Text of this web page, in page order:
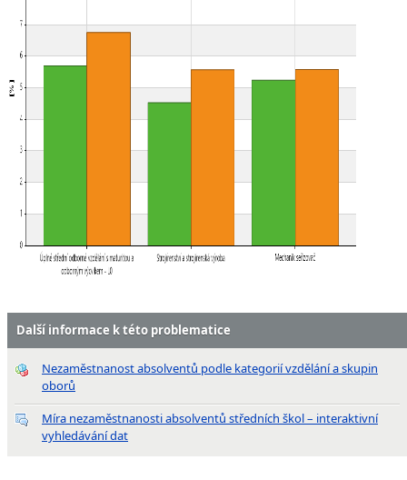
Další informace k této problematice
Nezaměstnanost absolventů podle kategorií vzdělání a skupin
oborů
Míra nezaměstnanosti absolventů středních škol – interaktivní
vyhledávání dat